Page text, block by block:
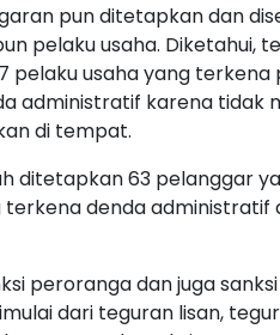
pun ditetapkan dan
pelaku usaha. Diketahui,
pelaku usaha yang
administratif karena tidak
di tempat.
ditetapkan 63 pelanggar
terkena denda
peroranga dan juga
dari teguran lisan,